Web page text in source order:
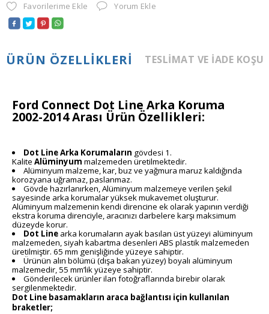
Favorilerime Ekle Yorum Ekle
ÜRÜN ÖZELLIKLERI TESLIMAT VE İADE
Ford Connect Dot Line Arka Koruma
2002-2014 Arası Ürün Özellikleri:
Dot Line Arka Korumaların gövdesi 1.
Kalite Alüminyum malzemeden üretilmektedir.
Alüminyum malzeme, kar, buz ve yağmura maruz kaldığında
korozyana uğramaz, paslanmaz.
Gövde hazırlanırken, Alüminyum malzemeye verilen şekil
sayesinde arka korumalar yüksek mukavemet oluşturur.
Alüminyum malzemenin kendi direncine ek olarak yapının verdiği
ekstra koruma direnciyle, aracınızı darbelere karşı maksimum
düzeyde korur.
Dot Line arka korumaların ayak basılan üst yüzeyi alüminyum
malzemeden, siyah kabartma desenleri ABS plastik malzemeden
üretilmiştir. 65 mm genişliğinde yüzeye sahiptir.
Ürünün alın bölümü (dışa bakan yüzey) boyalı alüminyum
malzemedir, 55 mm’lik yüzeye sahiptir.
Gönderilecek ürünler ilan fotoğraflarında birebir olarak
sergilenmektedir.
Dot Line basamakların araca bağlantısı için kullanılan
braketler;